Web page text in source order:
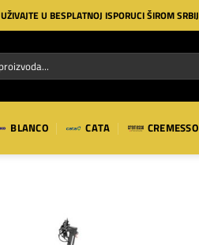
UŽIVAJTE U BESPLATNOJ ISPORUCI ŠIROM
BLANCO CATA CREMESSO